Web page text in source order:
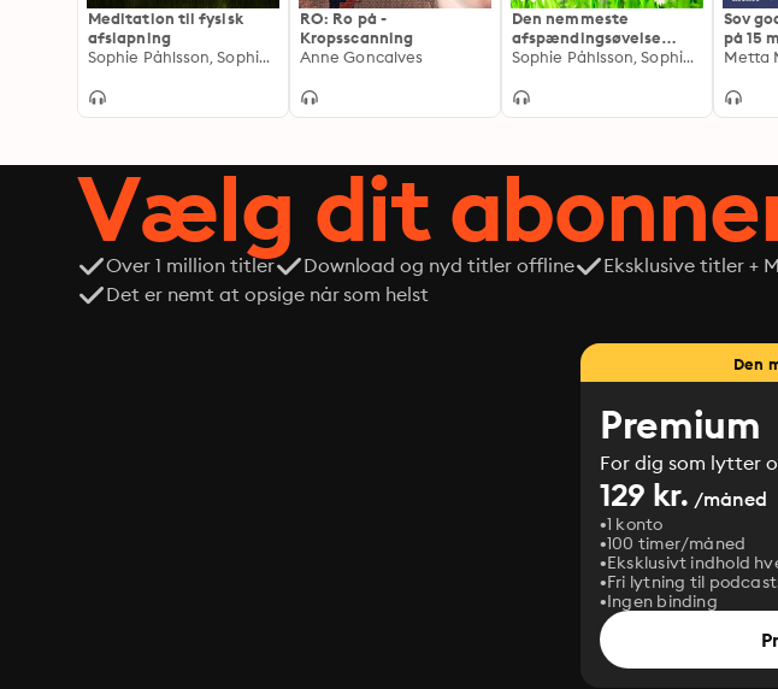
Meditation til fysisk
afslapning
Sophie Påhlsson, Sophie Grace Meditations
RO: Ro på -
Kropsscanning
Anne Goncalves
Den nemmeste
afspændingsøvelse
nogensinde
Sophie Påhlsson, Sophie Grace Meditations
Sov
på 15
guidet
Metta
Vælg dit
Over 1 million titler Download og nyd titler offline Eksklusive titler +
Det er nemt at opsige når som helst
Den
Premium
For dig som lytter
129 kr. /måned
1 konto
100 timer/måned
Eksklusivt indhold
Fri lytning til
Ingen binding